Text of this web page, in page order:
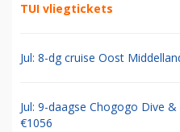
TUI vliegtickets
Jul: 8-dg cruise Oost
Jul: 9-daagse Chogogo Dive
€1056